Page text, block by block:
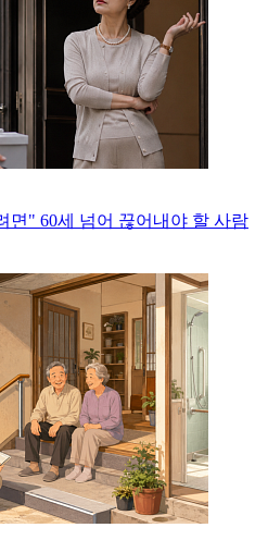
면" 60세 넘어 끊어내야 할 사람